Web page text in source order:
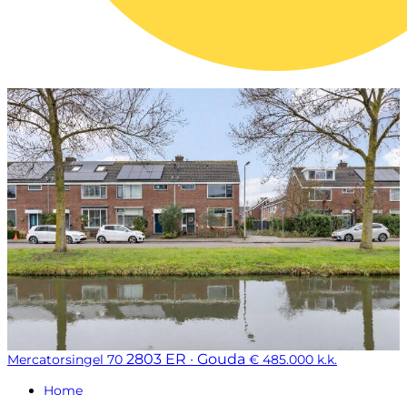
Mercatorsingel 70 2803 ER · Gouda € 485.000 k.k.
Home